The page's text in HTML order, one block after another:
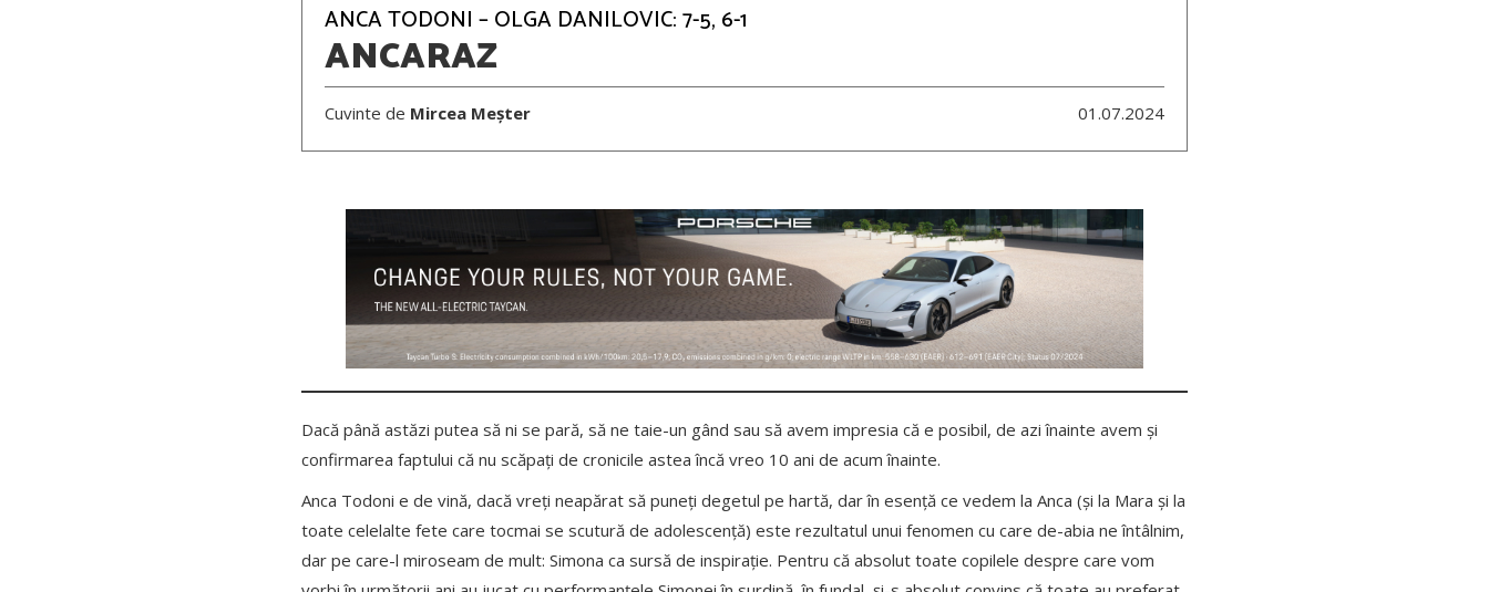
ANCA TODONI – OLGA DANILOVIC: 7-5, 6-1
ANCARAZ
Cuvinte de Mircea Meșter 01.07.2024
Dacă până astăzi putea să ni se pară, să ne taie-un gând sau să avem impresia că e posibil, de azi înainte avem și
confirmarea faptului că nu scăpați de cronicile astea încă vreo 10 ani de acum înainte.
Anca Todoni e de vină, dacă vreți neapărat să puneți degetul pe hartă, dar în esență ce vedem la Anca (și la Mara și la
toate celelalte fete care tocmai se scutură de adolescență) este rezultatul unui fenomen cu care de-abia ne întâlnim,
dar pe care-l miroseam de mult: Simona ca sursă de inspirație. Pentru că absolut toate copilele despre care vom